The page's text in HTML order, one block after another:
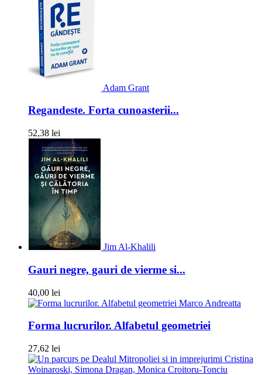
Adam Grant
Regandeste. Forta cunoasterii...
52,38 lei
Jim Al-Khalili
Gauri negre, gauri de vierme si...
40,00 lei
Marco Andreatta
Forma lucrurilor. Alfabetul geometriei
27,62 lei
Cristina
Woinaroski, Simona Dragan, Monica Croitoru-Tonciu